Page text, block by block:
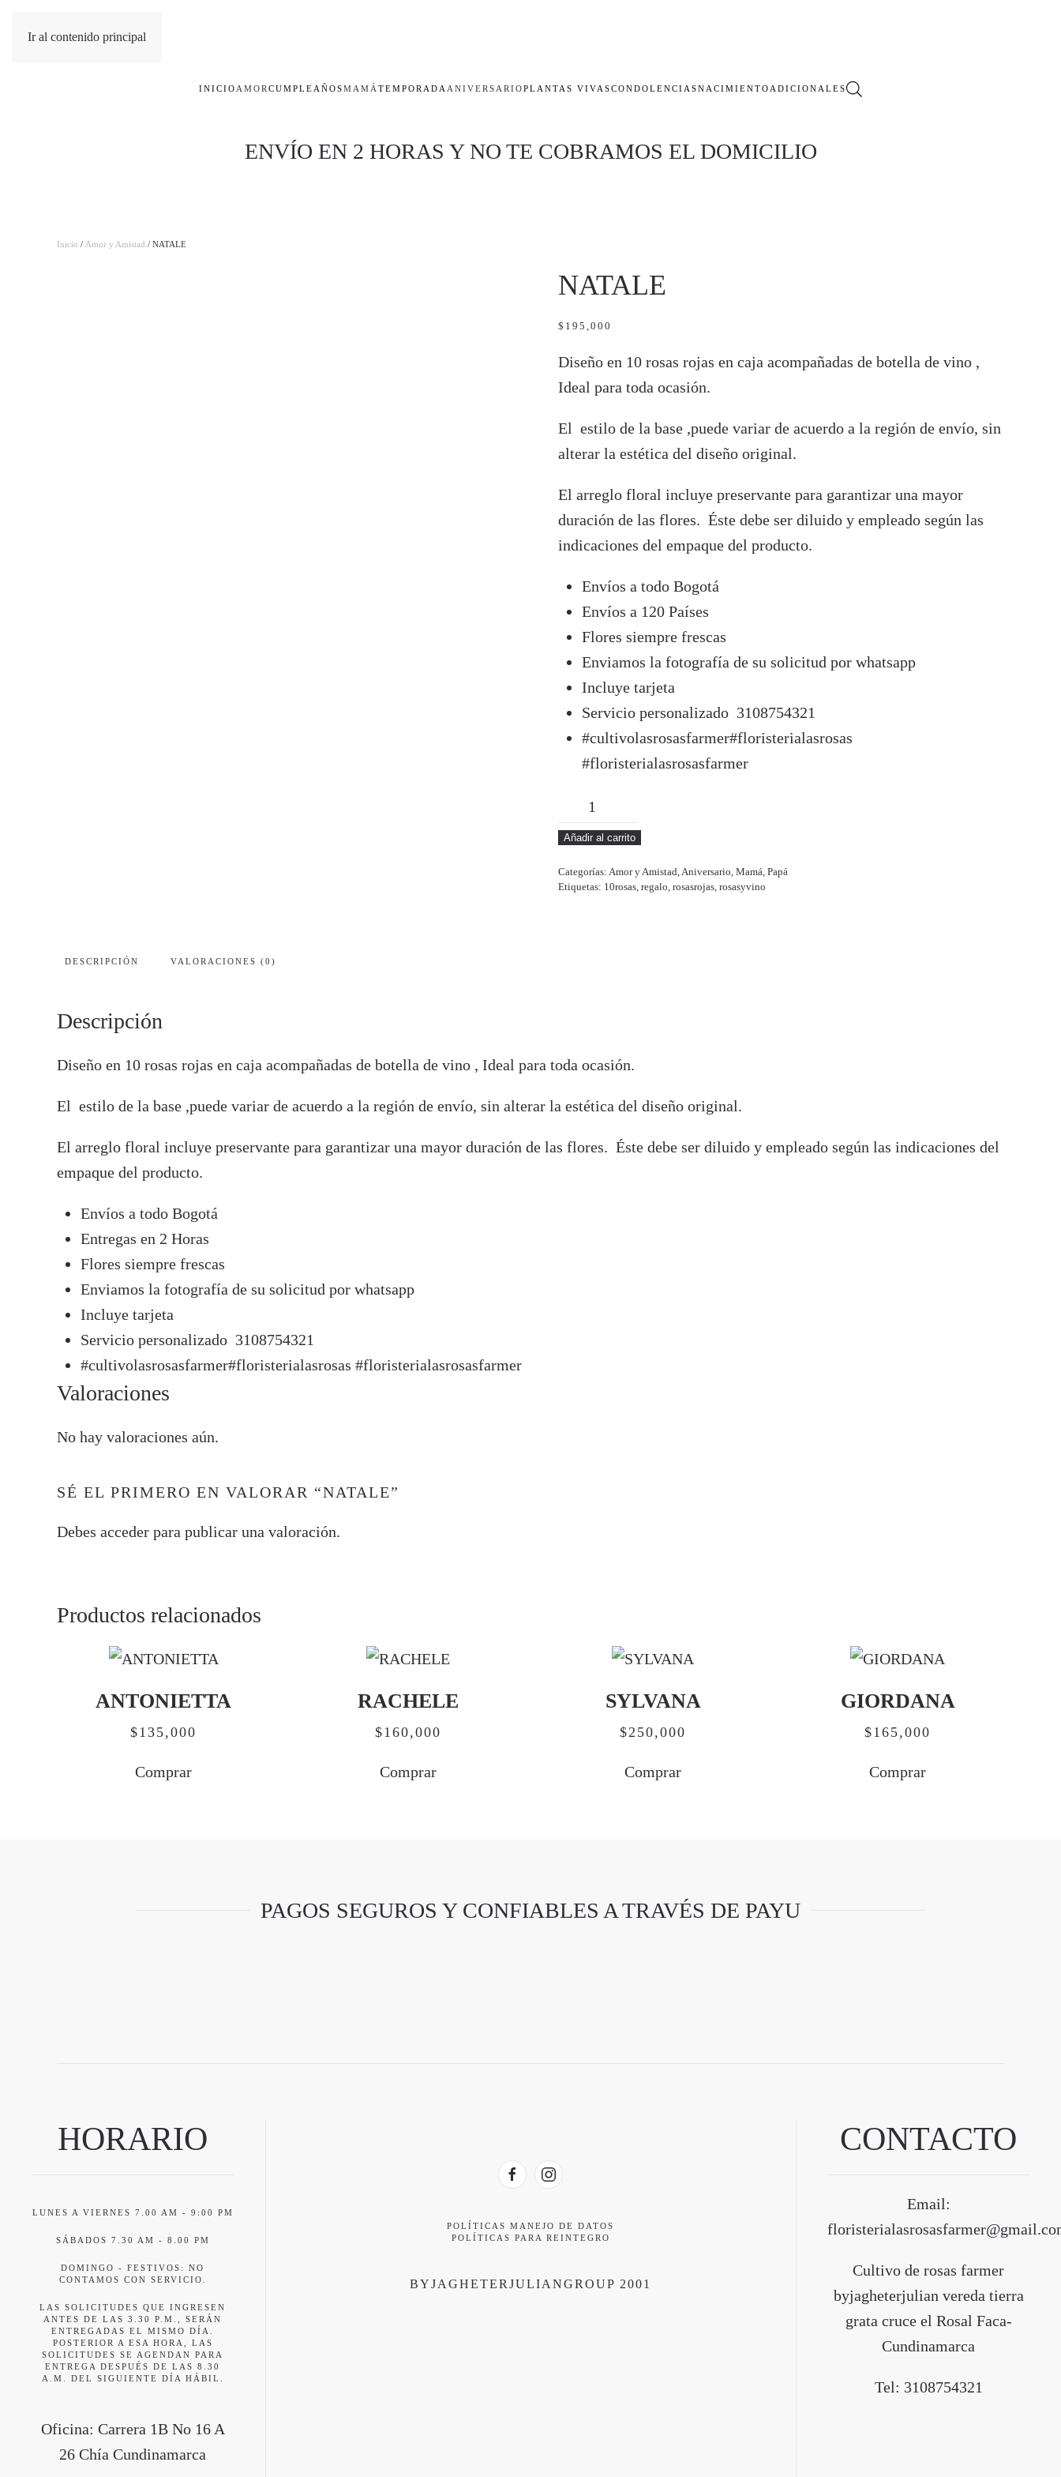
Ir al contenido principal
INICIO AMOR CUMPLEAÑOSMAMÁ TEMPORADA ANIVERSARIOPLANTAS VIVASCONDOLENCIASNACIMIENTO ADICIONALES
ENVÍO EN 2 HORAS Y NO TE COBRAMOS EL DOMICILIO
Inicio / Amor y Amistad / NATALE
NATALE
$ 195,000
Diseño en 10 rosas rojas en caja acompañadas de botella de vino ,
Ideal para toda ocasión.
El estilo de la base ,puede variar de acuerdo a la región de envío, sin
alterar la estética del diseño original.
El arreglo floral incluye preservante para garantizar una mayor
duración de las flores. Éste debe ser diluido y empleado según las
indicaciones del empaque del producto.
Envíos a todo Bogotá
Envíos a 120 Países
Flores siempre frescas
Enviamos la fotografía de su solicitud por whatsapp
Incluye tarjeta
Servicio personalizado 3108754321
#cultivolasrosasfarmer#floristerialasrosas
#floristerialasrosasfarmer
NATALE
cantidad
Añadir al carrito
Categorías: Amor y Amistad,Aniversario, Mamá, Papá
Etiquetas: 10rosas, regalo, rosasrojas, rosasyvino
DESCRIPCIÓN VALORACIONES (0)
Descripción
Diseño en 10 rosas rojas en caja acompañadas de botella de vino , Ideal para toda ocasión.
El estilo de la base ,puede variar de acuerdo a la región de envío, sin alterar la estética del diseño original.
El arreglo floral incluye preservante para garantizar una mayor duración de las flores. Éste debe ser diluido y empleado según las indicaciones del
empaque del producto.
Envíos a todo Bogotá
Entregas en 2 Horas
Flores siempre frescas
Enviamos la fotografía de su solicitud por whatsapp
Incluye tarjeta
Servicio personalizado 3108754321
#cultivolasrosasfarmer#floristerialasrosas #floristerialasrosasfarmer
Valoraciones
No hay valoraciones aún.
SÉ EL PRIMERO EN VALORAR “NATALE”
Debes acceder para publicar una valoración.
Productos relacionados
ANTONIETTA
$135,000
Comprar
RACHELE
$160,000
Comprar
SYLVANA
$250,000
Comprar
GIORDANA
$165,000
Comprar
PAGOS SEGUROS Y CONFIABLES A TRAVÉS DE PAYU
HORARIO
LUNES A VIERNES 7.00 AM - 9:00 PM
SÁBADOS 7.30 AM - 8.00 PM
DOMINGO - FESTIVOS: NO
CONTAMOS CON SERVICIO.
LAS SOLICITUDES QUE INGRESEN
ANTES DE LAS 3.30 P.M., SERÁN
ENTREGADAS EL MISMO DÍA.
POSTERIOR A ESA HORA, LAS
SOLICITUDES SE AGENDAN PARA
ENTREGA DESPUÉS DE LAS 8.30
A.M. DEL SIGUIENTE DÍA HÁBIL.
Oficina: Carrera 1B No 16 A
26 Chía Cundinamarca
POLÍTICAS MANEJO DE DATOS
POLÍTICAS PARA REINTEGRO
BYJAGHETERJULIANGROUP 2001
CONTACTO
Email:
Cultivo de rosas farmer
byjagheterjulian vereda tierra
grata cruce el Rosal Faca-
Cundinamarca
Tel: 3108754321